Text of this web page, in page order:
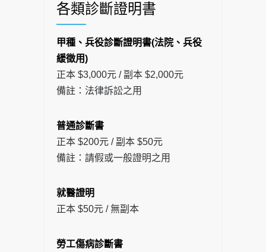
各類診斷證明書
甲種、兵役診斷證明書(法院、兵役
緩徵用)
正本 $3,000元 / 副本 $2,000元
備註：法律訴訟之用
普通診斷書
正本 $200元 / 副本 $50元
備註：請假或一般證明之用
就醫證明
正本 $50元 / 無副本
勞工傷病診斷書